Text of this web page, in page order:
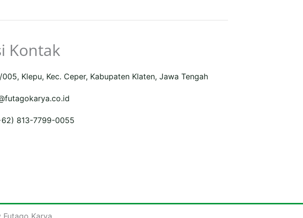
Kontak
Klepu, Kec. Ceper, Kabupaten Klaten, Jawa Tengah
813-7799-0055